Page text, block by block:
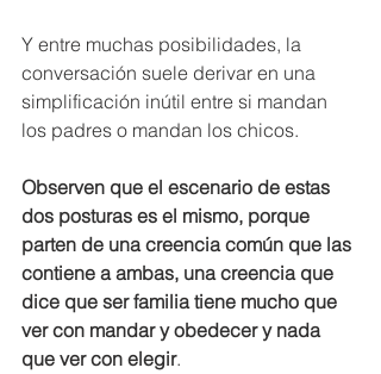
Y entre muchas posibilidades, la
conversación suele derivar en una
simplificación inútil entre si mandan
los padres o mandan los chicos.
Observen que el escenario de estas
dos posturas es el mismo, porque
parten de una creencia común que las
contiene a ambas, una creencia que
dice que ser familia tiene mucho que
ver con mandar y obedecer y nada
que ver con elegir.